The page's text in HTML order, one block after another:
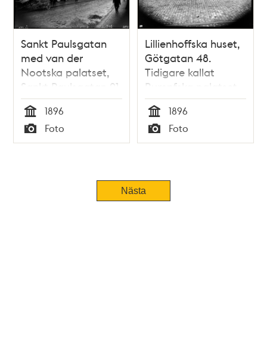
Sankt Paulsgatan
med van der
Nootska palatset,
Sankt Paulsgatan 21
Tid
1896
Typ
Foto
Lillienhoffska huset,
Götgatan 48.
Tidigare kallat
Rumpfska palatset,
Engelska huset
Tid
1896
Typ
Foto
Nästa